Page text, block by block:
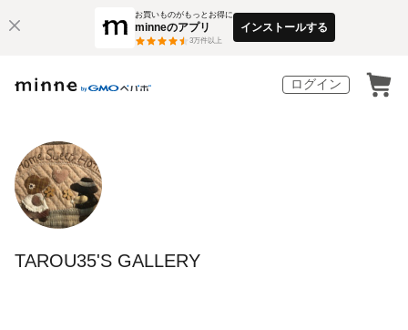
お買いものがもっとお得に
minneのアプリ
3万件以上
インストールする
ログイン
TAROU35'S GALLERY